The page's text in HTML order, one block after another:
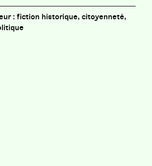
fiction historique, citoyenneté,